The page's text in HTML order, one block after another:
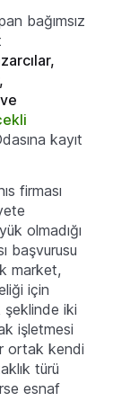
bağımsız
kayıt
firması
olmadığı
başvurusu
market,
için
şeklinde iki
işletmesi
ortak kendi
türü
esnaf